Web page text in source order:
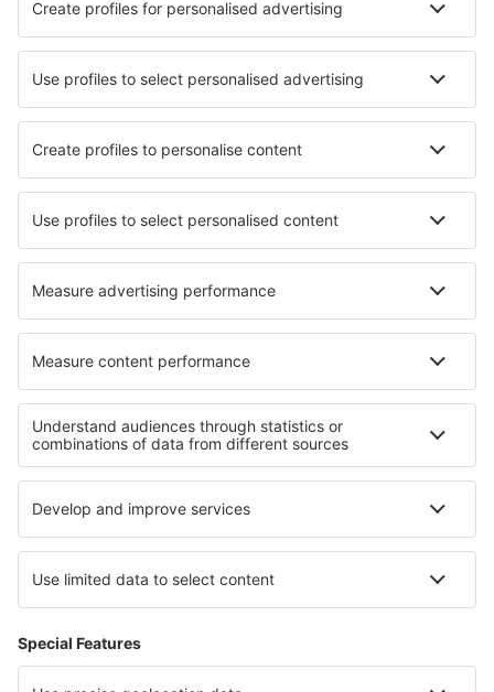
Cazare în Monstein Cazare în Muides-sur-Loire
Cazare în Laughlin Cazare în Karl
Cazare în Visconde De Maua Cazare în Harghita Băi
Cazare în Králiky Cazare în Willingshausen
Cele mai bune locuri de cazare - regiuni
Cazare in Timbavati Game Reserve
Cazare în Parcul Național Kruger
Cazare in Pongolapoort Nature Reserve
Cazare in Sabi Sand Game Reserve
Cazare Plovdiv province Cazare in Southern Transdanubia